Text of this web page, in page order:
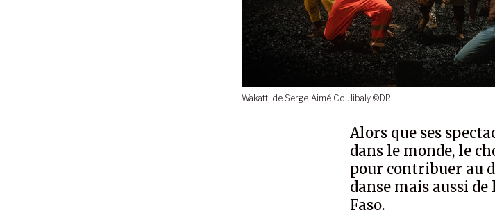
Wakatt, de Serge Aimé Coulibaly ©DR.
Alors que ses
dans le monde, le
pour contribuer au
danse mais aussi
Faso.